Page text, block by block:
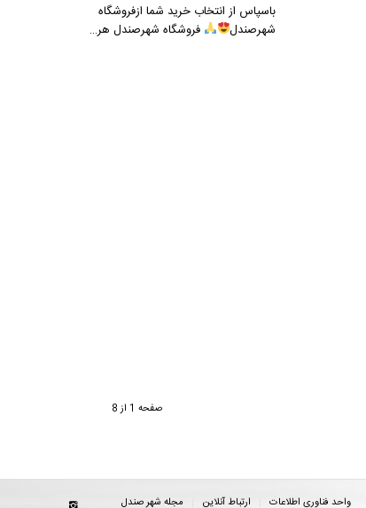
باسپاس از انتخاب خرید شما ازفروشگاه
شهرصندل
فروشگاه شهرصندل هر…
صفحه 1 از 8
واحد فناوری اطلاعات ارتباط آنلاین مجله شهر صندل